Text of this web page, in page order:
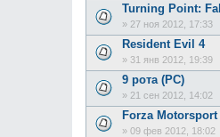
Turning Point:
» 27 ноя 2012, 17:33
Resident Evil 4
» 31 янв 2012, 19:39
9 рота (PC)
» 21 сен 2012, 14:02
Forza Motorsport
» 09 фев 2012, 18:02